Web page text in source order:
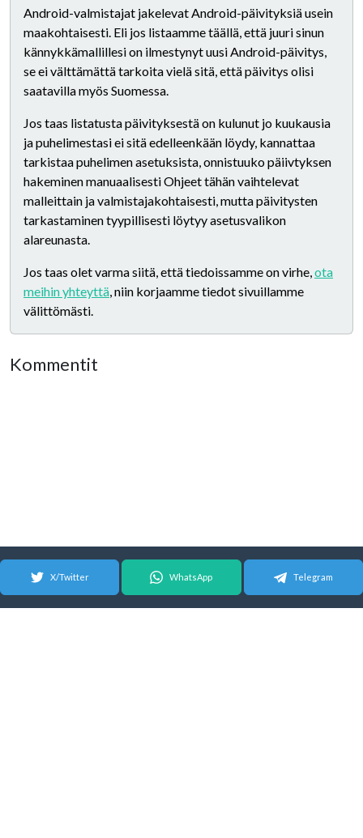
Android-valmistajat jakelevat Android-päivityksiä usein
maakohtaisesti. Eli jos listaamme täällä, että juuri sinun
kännykkämallillesi on ilmestynyt uusi Android-päivitys,
se ei välttämättä tarkoita vielä sitä, että päivitys olisi
saatavilla myös Suomessa.
Jos taas listatusta päivityksestä on kulunut jo kuukausia
ja puhelimestasi ei sitä edelleenkään löydy, kannattaa
tarkistaa puhelimen asetuksista, onnistuuko päiivtyksen
hakeminen manuaalisesti Ohjeet tähän vaihtelevat
malleittain ja valmistajakohtaisesti, mutta päivitysten
tarkastaminen tyypillisesti löytyy asetusvalikon
alareunasta.
Jos taas olet varma siitä, että tiedoissamme on virhe,ota
meihin yhteyttä, niin korjaamme tiedot sivuillamme
välittömästi.
Kommentit
X/Twitter WhatsApp Telegram